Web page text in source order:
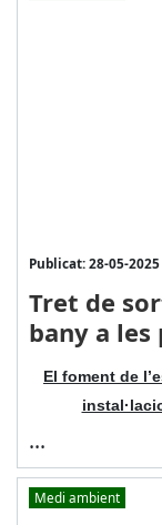
Publicat: 28-05-2025
Tret de
bany a
El foment de
...
Medi ambient